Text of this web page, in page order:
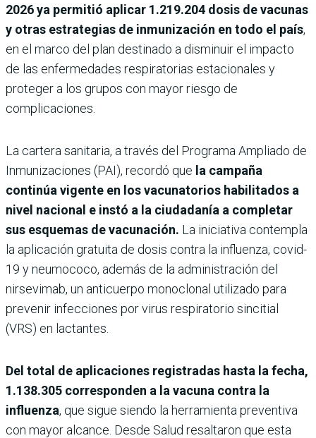
2026 ya permitió aplicar 1.219.204 dosis de vacunas
y otras estrategias de inmunización en todo el país,
en el marco del plan destinado a disminuir el impacto
de las enfermedades respiratorias estacionales y
proteger a los grupos con mayor riesgo de
complicaciones.
La cartera sanitaria, a través del Programa Ampliado de
Inmunizaciones (PAI), recordó que la campaña
continúa vigente en los vacunatorios habilitados a
nivel nacional e instó a la ciudadanía a completar
sus esquemas de vacunación. La iniciativa contempla
la aplicación gratuita de dosis contra la influenza, covid-
19 y neumococo, además de la administración del
nirsevimab, un anticuerpo monoclonal utilizado para
prevenir infecciones por virus respiratorio sincitial
(VRS) en lactantes.
Del total de aplicaciones registradas hasta la fecha,
1.138.305 corresponden a la vacuna contra la
influenza, que sigue siendo la herramienta preventiva
con mayor alcance. Desde Salud resaltaron que esta